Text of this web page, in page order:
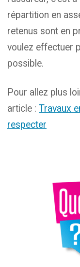
répartition en
retenus sont en
voulez effectuer
possible.
Pour allez plus
article : Travaux
respecter